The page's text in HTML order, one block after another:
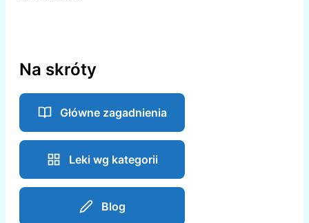
Na skróty
Główne zagadnienia
Leki wg kategorii
Blog